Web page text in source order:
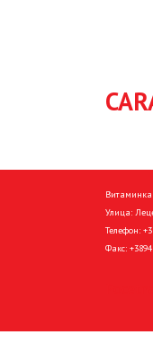
Витаминка
Улица:
Телефон:
Факс: